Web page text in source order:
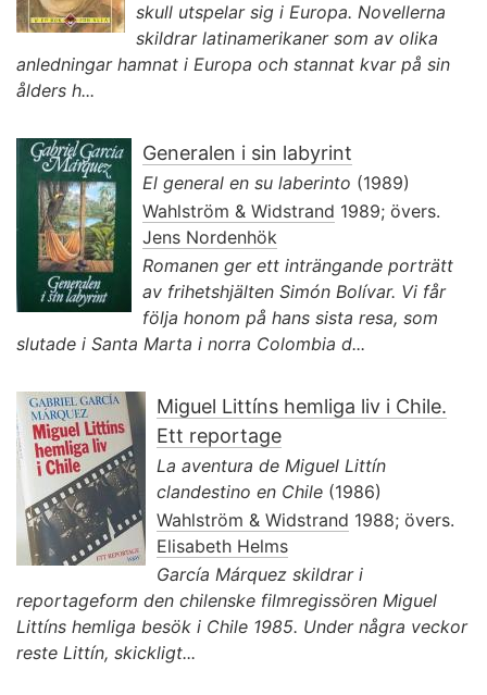
skull utspelar sig i Europa. Novellerna
skildrar latinamerikaner som av olika
anledningar hamnat i Europa och stannat kvar på sin
ålders h...
Generalen i sin labyrint
El general en su laberinto (1989)
Wahlström & Widstrand 1989; övers.
Jens Nordenhök
Romanen ger ett inträngande porträtt
av frihetshjälten Simón Bolívar. Vi får
följa honom på hans sista resa, som
slutade i Santa Marta i norra Colombia d...
Miguel Littíns hemliga liv i Chile.
Ett reportage
La aventura de Miguel Littín
clandestino en Chile (1986)
Wahlström & Widstrand 1988; övers.
Elisabeth Helms
García Márquez skildrar i
reportageform den chilenske filmregissören Miguel
Littíns hemliga besök i Chile 1985. Under några veckor
reste Littín, skickligt...